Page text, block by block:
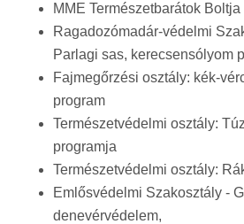
MME Természetbarátok Boltja
Ragadozómadár-védelmi
Parlagi sas, kerecsensólyom
Fajmegőrzési osztály: kék-
program
Természetvédelmi osztály:
programja
Természetvédelmi osztály:
Emlősvédelmi Szakosztály -
denevérvédelem,